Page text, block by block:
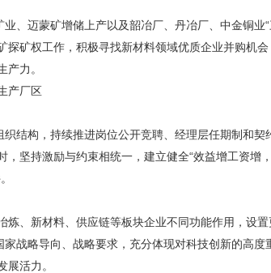
、迈蒙矿增储上产以及韶冶厂、丹冶厂、中金铜业“
矿权工作，积极寻找新材料领域优质企业并购机
力。
产厂区
结构，持续推进岗位公开竞聘、经理层任期制和契
坚持激励与约束相统一，建立健全“效益增工资增
、新材料、供应链等板块企业不同功能作用，设置
战略导向、战略要求，充分体现对科技创新的高度
活力。